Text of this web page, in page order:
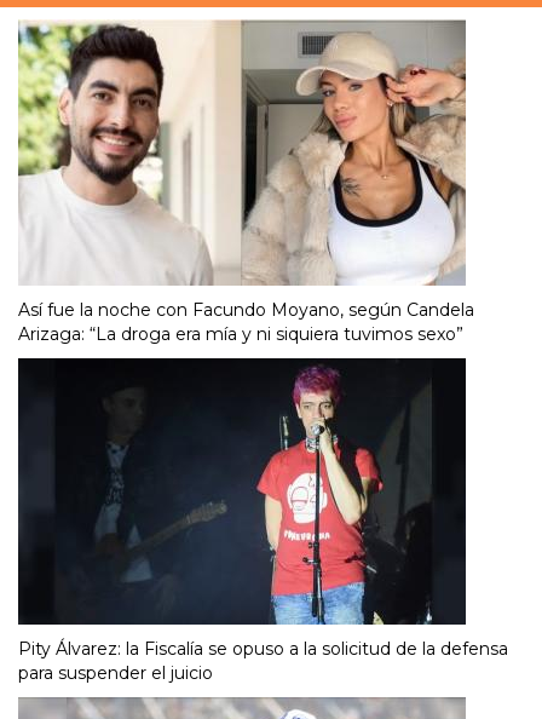
Así fue la noche con Facundo Moyano, según Candela
Arizaga: “La droga era mía y ni siquiera tuvimos sexo”
Pity Álvarez: la Fiscalía se opuso a la solicitud de la defensa
para suspender el juicio